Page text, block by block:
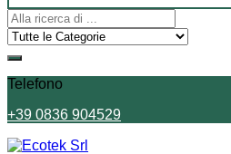
Telefono
+39 0836 904529